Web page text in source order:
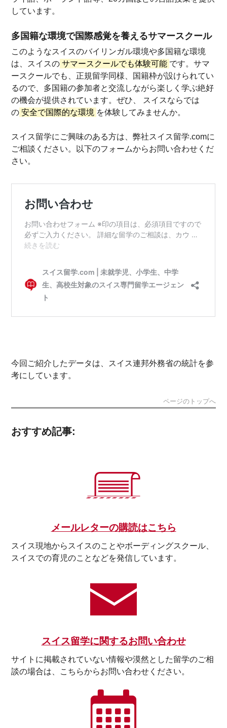
しています。
多国籍な環境で国際感覚を養えるサマースクール
このようなスイスのバイリンガル環境や多国籍な環境
は、スイスの サマースクールでも体験可能 です。サマ
ースクールでも、正規留学同様、国籍枠が設けられてい
るので、多国籍の参加者と交流しながら楽しく学ぶ絶好
の機会が提供されています。ぜひ、 スイスならでは
の 安全で国際的な環境 を体験してみませんか。
スイス留学にご興味のある方は、弊社スイス留学.comに
ご相談ください。以下のフォームからお問い合わせくだ
さい。
今回ご紹介したデータは、スイス連邦外務省の統計を参
考にしています。
ページのトップへ
おすすめ記事:
メールレターの購読はこちら
スイス現地からスイスのことやボーディングスクール、
スイスでの育児のことなどを発信しています。
スイス留学に関するお問い合わせ
サイトに掲載されていない情報や漠然とした留学のご相
談の場合は、こちらからお問い合わせください。